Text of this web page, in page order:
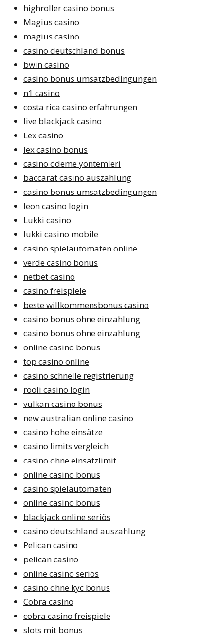
highroller casino bonus
Magius casino
magius casino
casino deutschland bonus
bwin casino
casino bonus umsatzbedingungen
n1 casino
costa rica casino erfahrungen
live blackjack casino
Lex casino
lex casino bonus
casino ödeme yöntemleri
baccarat casino auszahlung
casino bonus umsatzbedingungen
leon casino login
Lukki casino
lukki casino mobile
casino spielautomaten online
verde casino bonus
netbet casino
casino freispiele
beste willkommensbonus casino
casino bonus ohne einzahlung
casino bonus ohne einzahlung
online casino bonus
top casino online
casino schnelle registrierung
rooli casino login
vulkan casino bonus
new australian online casino
casino hohe einsätze
casino limits vergleich
casino ohne einsatzlimit
online casino bonus
casino spielautomaten
online casino bonus
blackjack online seriös
casino deutschland auszahlung
Pelican casino
pelican casino
online casino seriös
casino ohne kyc bonus
Cobra casino
cobra casino freispiele
slots mit bonus